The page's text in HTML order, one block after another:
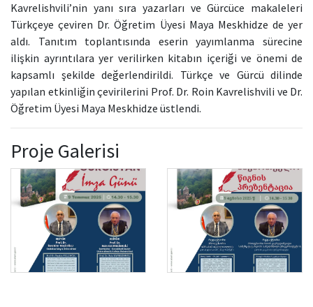
Kavrelishvili’nin yanı sıra yazarları ve Gürcüce makaleleri
Türkçeye çeviren Dr. Öğretim Üyesi Maya Meskhidze de yer
aldı. Tanıtım toplantısında eserin yayımlanma sürecine
ilişkin ayrıntılara yer verilirken kitabın içeriği ve önemi de
kapsamlı şekilde değerlendirildi. Türkçe ve Gürcü dilinde
yapılan etkinliğin çevirilerini Prof. Dr. Roin Kavrelishvili ve Dr.
Öğretim Üyesi Maya Meskhidze üstlendi.
Proje Galerisi